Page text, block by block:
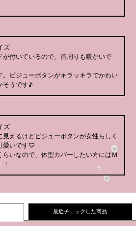
ズ
が付いているので、首周りも暖かいで
。ビジューボタンがキラッキラでかわい
そうです♪
ズ
えるけどビジューボタンが女性らしく
愛いです♡
いなので、体型カバーしたい方にはＭ
最近チェックした商品